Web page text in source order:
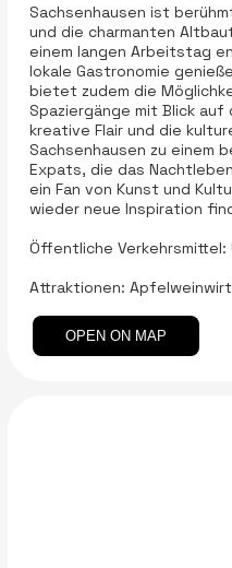
Sachsenhausen ist
und die charmanten
einem langen Arbeitstag
lokale Gastronomie
bietet zudem die
Spaziergänge mit Blick auf
kreative Flair und die
Sachsenhausen zu einem
Expats, die das
ein Fan von Kunst und
wieder neue Inspiration
Öffentliche Verkehrsmittel:
Attraktionen:
OPEN ON MAP